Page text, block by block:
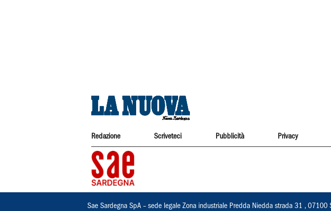
Redazione Scriveteci Pubblicità Privacy
Sae Sardegna SpA – sede legale Zona industriale Predda Niedda strada 31 ,